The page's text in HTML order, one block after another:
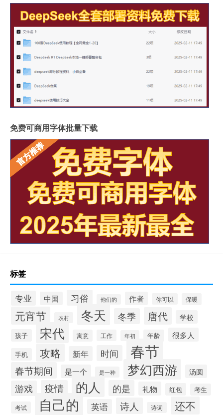
免费可商用字体批量下载
标签
专业 中国 习俗 他们的 作者 你可以 保暖
元宵节 农村 冬天 冬季 唐代 学校
孩子 宋代 寓意 工作 年初 年龄 很多人
手机 攻略 新年 时间 春节
春节期间 是一个 是一种 梦幻西游 汤圆
游戏 疫情 的人 的是 礼物 红包
考生
考试
自己的 英语 诗人 诗词 还不